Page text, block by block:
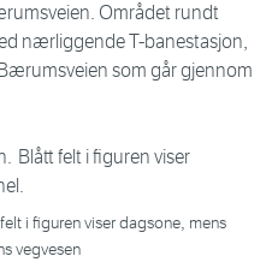
Området rundt
nærliggende T-banestasjon,
som går gjennom
i figuren viser dagsone, mens
vegvesen